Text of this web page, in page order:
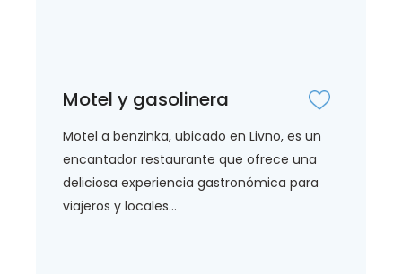
Motel y gasolinera
Motel a benzinka, ubicado en Livno, es un
encantador restaurante que ofrece una
deliciosa experiencia gastronómica para
viajeros y locales...